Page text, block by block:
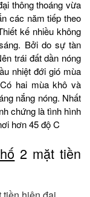
thông thoáng vừa
các năm tiếp theo
kế nhiều không
Bởi do sự tàn
trái đất dần nóng
nhiệt đới gió mùa
hai mùa khô và
nắng nóng. Nhất
chứng là tình hình
hơn 45 độ C
2 mặt tiền